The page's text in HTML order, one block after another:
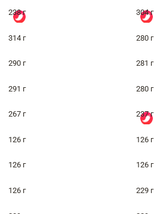
238 г 304 г
314 г 280 г
290 г 281 г
291 г 280 г
267 г 237 г
126 г 126 г
126 г 126 г
126 г 229 г